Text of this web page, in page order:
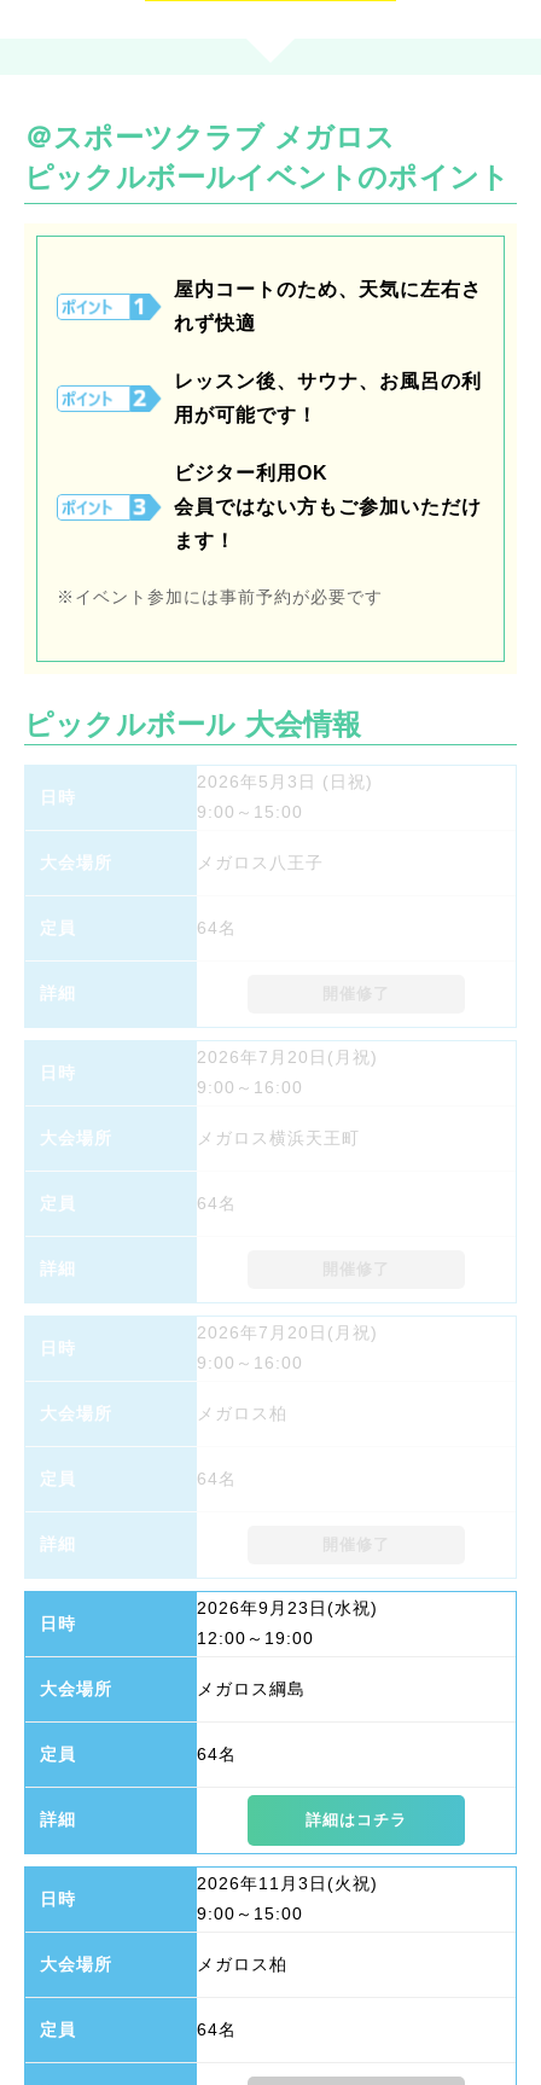
＠スポーツクラブ メガロス
ピックルボールイベントのポイント
屋内コートのため、天気に左右さ
れず快適
レッスン後、サウナ、お風呂の利
用が可能です！
ビジター利用OK
会員ではない方もご参加いただけ
ます！
※イベント参加には事前予約が必要です
ピックルボール 大会情報
2026年5月3日 (日祝)
9:00～15:00
メガロス八王子
64名
2026年7月20日(月祝)
9:00～16:00
メガロス横浜天王町
64名
2026年7月20日(月祝)
9:00～16:00
メガロス柏
64名
2026年9月23日(水祝)
12:00～19:00
メガロス綱島
64名
詳細はコチラ
2026年11月3日(火祝)
9:00～15:00
メガロス柏
64名